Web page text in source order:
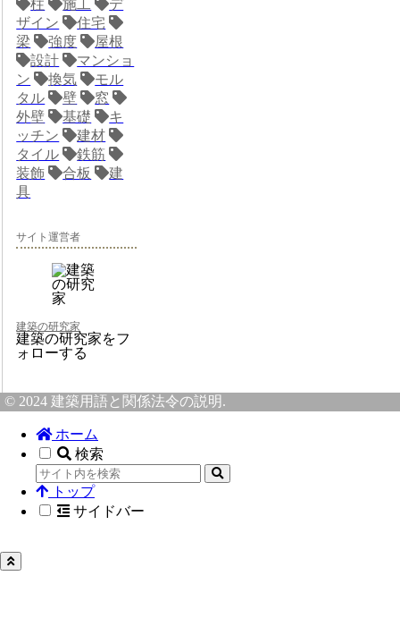
柱
施工
デ
ザイン
住宅
梁
強度
屋根
設計
マンショ
ン
換気
モル
タル
壁
窓
外壁
基礎
キ
ッチン
建材
タイル
鉄筋
装飾
合板
建
具
サイト運営者
建築の研究家
建築の研究家をフ
ォローする
© 2024 建築用語と関係法令の説明.
ホーム
検索
トップ
サイドバー